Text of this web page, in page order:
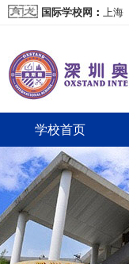
国际学校网 ： 上海
学校首页